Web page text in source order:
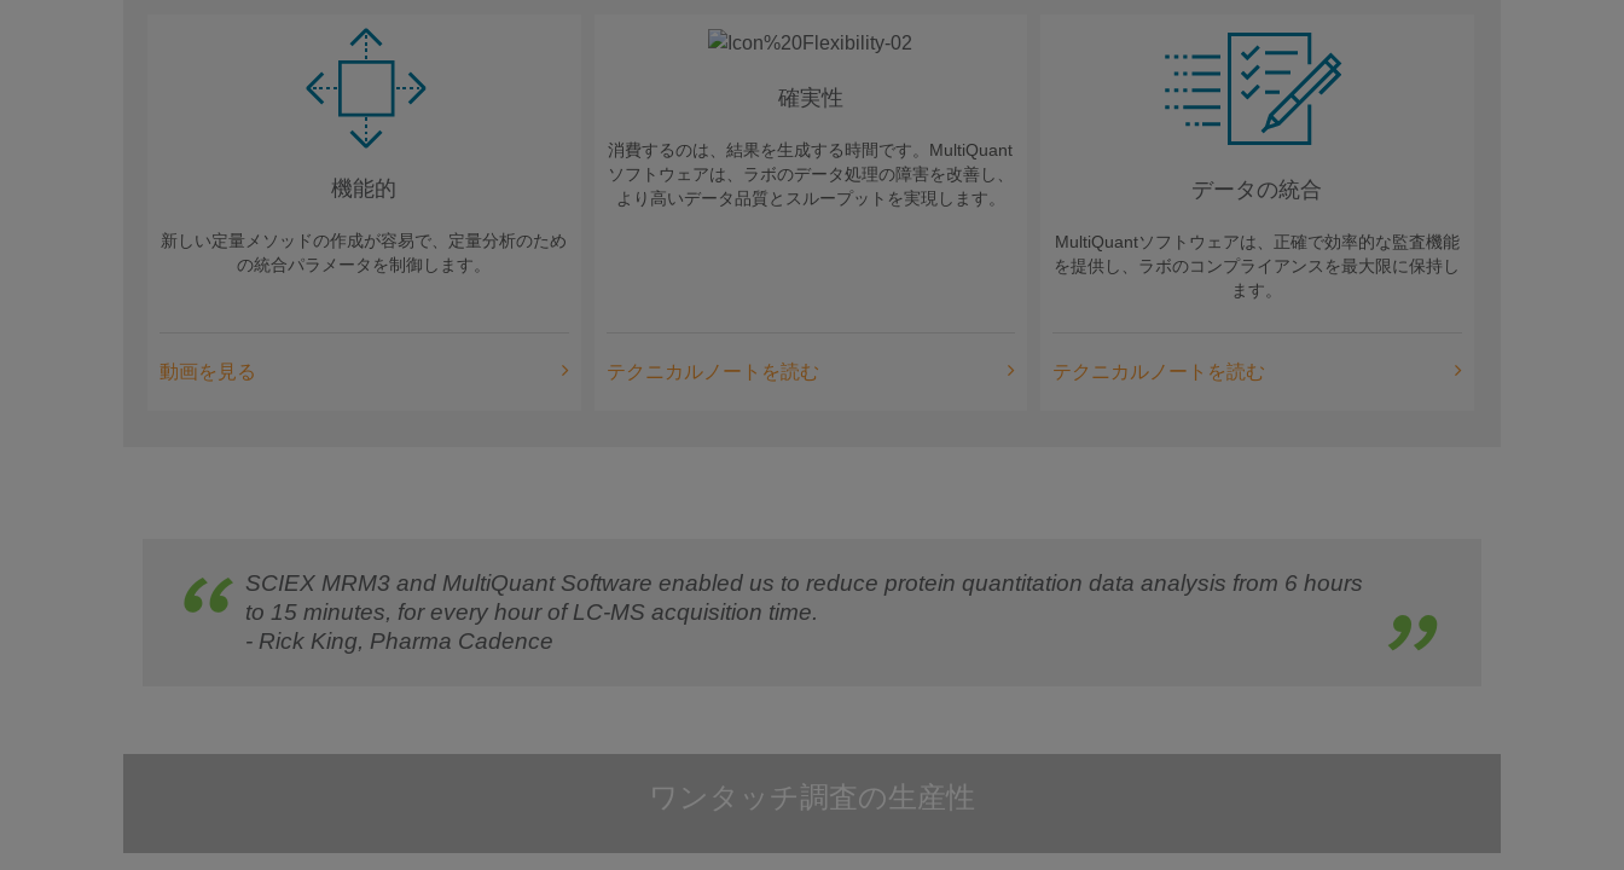
機能的
新しい定量メソッドの作成が容易で、定量分析のため
の統合パラメータを制御します。
動画を見る
確実性
消費するのは、結果を生成する時間です。MultiQuant
ソフトウェアは、ラボのデータ処理の障害を改善し、
より高いデータ品質とスループットを実現します。
テクニカルノートを読む
データの統合
MultiQuantソフトウェアは、正確で効率的な監査機能
を提供し、ラボのコンプライアンスを最大限に保持し
ます。
テクニカルノートを読む
SCIEX MRM3 and MultiQuant Software enabled us to reduce protein quantitation data analysis from 6 hours
to 15 minutes, for every hour of LC-MS acquisition time.
- Rick King, Pharma Cadence
ワンタッチ調査の生産性